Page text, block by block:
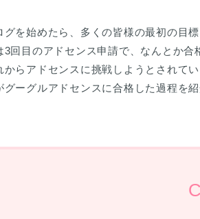
グを始めたら、多くの皆様の最初の目
3回目のアドセンス申請で、なんとか合
からアドセンスに挑戦しようとされて
グーグルアドセンスに合格した過程を